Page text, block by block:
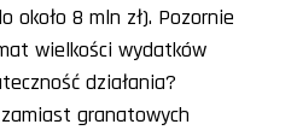
około 8 mln zł). Pozornie
wielkości wydatków
działania?
granatowych